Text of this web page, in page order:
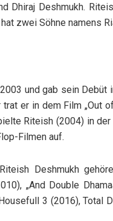
Dhiraj Deshmukh.
zwei Söhne namens
und gab sein Debüt
er in dem Film „Out
Riteish (2004) in
Filmen auf.
Deshmukh
„And Double
3 (2016), Total